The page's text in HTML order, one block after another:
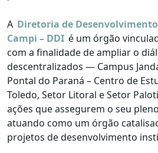
A Diretoria de
Campi – DDI é um órgão
com a finalidade de ampliar o
descentralizados — Campus
Pontal do Paraná – Centro de
Toledo, Setor Litoral e Setor
ações que assegurem o seu
atuando como um órgão
projetos de desenvolvimento